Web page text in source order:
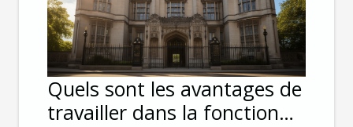
Quels sont les avantages de
travailler dans la fonction